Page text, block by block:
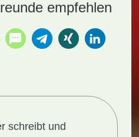
empfehlen
schreibt und